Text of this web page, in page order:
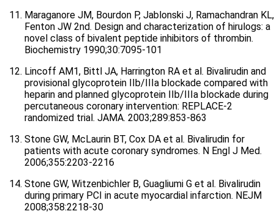
Maraganore JM, Bourdon P, Jablonski J, Ramachandran KL,
Fenton JW 2nd. Design and characterization of hirulogs: a
novel class of bivalent peptide inhibitors of thrombin.
Biochemistry 1990;30:7095-101
Lincoff AM1, Bittl JA, Harrington RA et al. Bivalirudin and
provisional glycoprotein IIb/IIIa blockade compared with
heparin and planned glycoprotein IIb/IIIa blockade during
percutaneous coronary intervention: REPLACE-2
randomized trial. JAMA. 2003;289:853-863
Stone GW, McLaurin BT, Cox DA et al. Bivalirudin for
patients with acute coronary syndromes. N Engl J Med.
2006;355:2203-2216
Stone GW, Witzenbichler B, Guagliumi G et al. Bivalirudin
during primary PCI in acute myocardial infarction. NEJM
2008;358:2218-30